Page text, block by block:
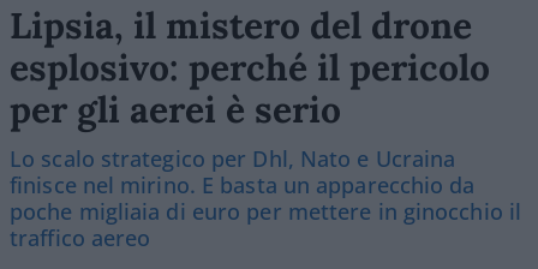
Lipsia, il mistero del drone
esplosivo: perché il pericolo
per gli aerei è serio
Lo scalo strategico per Dhl, Nato e Ucraina
finisce nel mirino. E basta un apparecchio da
poche migliaia di euro per mettere in ginocchio il
traffico aereo